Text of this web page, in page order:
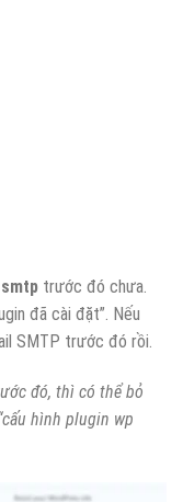
trước đó chưa.
đã cài đặt”. Nếu
SMTP trước đó rồi.
đó, thì có thể bỏ
hình plugin wp